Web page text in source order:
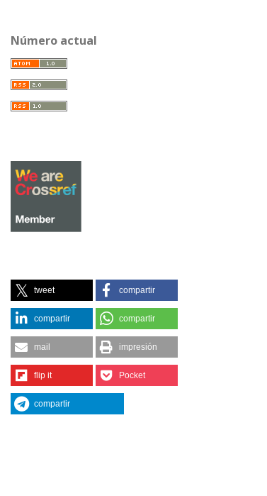
Número actual
tweet compartir
compartir compartir
mail impresión
flip it Pocket
compartir